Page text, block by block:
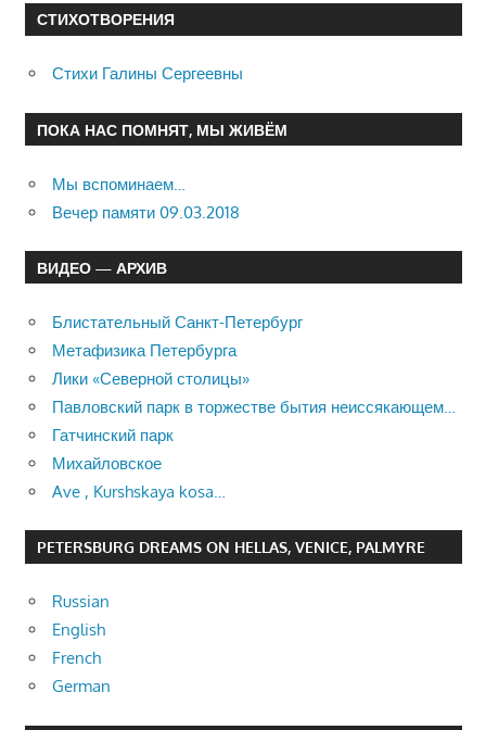
СТИХОТВОРЕНИЯ
Стихи Галины Сергеевны
ПОКА НАС ПОМНЯТ, МЫ ЖИВЁМ
Мы вспоминаем…
Вечер памяти 09.03.2018
ВИДЕО — АРХИВ
Блистательный Санкт-Петербург
Метафизика Петербурга
Лики «Северной столицы»
Павловский парк в торжестве бытия неиссякающем…
Гатчинский парк
Михайловское
Ave , Kurshskaya kosa…
PETERSBURG DREAMS ON HELLAS, VENICE, PALMYRE
Russian
English
French
German